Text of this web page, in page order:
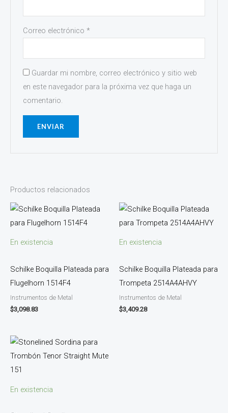
Correo electrónico*
Guardar mi nombre, correo electrónico y sitio web
en este navegador para la próxima vez que haga un
comentario.
Productos relacionados
En existencia
Schilke Boquilla Plateada para
Flugelhorn 1514F4
Instrumentos de Metal
$3,098.83
En existencia
Schilke Boquilla Plateada para
Trompeta 2514A4AHVY
Instrumentos de Metal
$3,409.28
En existencia